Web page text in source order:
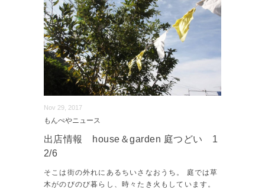
Nov 29, 2017
もんぺやニュース
出店情報 house＆garden 庭つどい 1
2/6
そこは街の外れにあるちいさなおうち。 庭では草
木がのびのび暮らし、時々たき火もしています。